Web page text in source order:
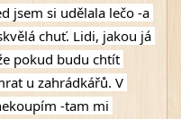
jsem si udělala lečo -a
chuť. Lidi, jakou já
pokud budu chtít
u zahrádkářů. V
-tam mi